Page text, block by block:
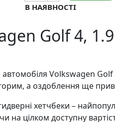
В НАЯВНОСТІ
Golf 4,
Volkswagen
а оздоблення ще
хетчбеки –
на цілком доступну